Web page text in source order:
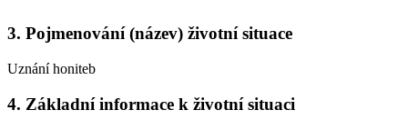
3. Pojmenování (název) životní situace
Uznání honiteb
4. Základní informace k životní situaci